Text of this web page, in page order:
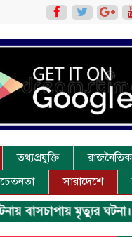
তথ্যপ্রযুক্তি রাজনৈতিক
সারাদেশে
বাসচাপায় মৃত্যুর ঘটনা।